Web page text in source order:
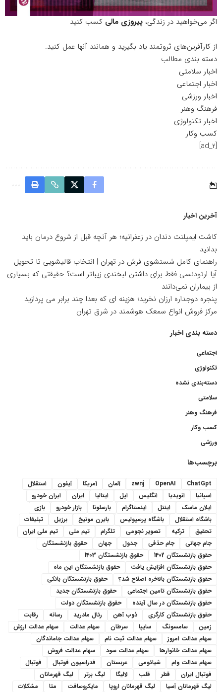
اگر می‌خواهید در زندگی، پیروزی مالی کسب کنید
از کارآفرین‌های ثروتمند یاد بگیرید و همانند آنها عمل کنید.
دسته بندی مطالب
اخبار سلامتی
اخبار اجتماعی
اخبار ورزشی
فرهنگ وهنر
اخبار تکنولوژی
کسب وکار
[ad_2]
آخرین اخبار
کاشت ایمپلنت دندان در زعفرانیه؛ هر آنچه قبل از شروع درمان باید
بدانید
راهنمای کامل شستشوی فرش در تهران | انتخاب قالیشویی تا تحویل
آیا ارتودنسی فقط برای داشتن لبخندی زیباتر است؟ حقیقتی که بسیاری
از بیماران نمی‌دانند
پنجره دوجداره ارزان نخرید؛ هزینه ای که بعدا چند برابر می پردازید
مرکز فروش انواع سمعک هوشمند در شرق تهران
دسته بندی اخبار
اجتماعی
تکنولوژی
دسته‌بندی نشده
سلامتی
فرهنگ وهنر
کسب وکار
ورزشی
برچسب‌ها
ChatGpt
OpenAI
zwnj آلمان آمریکا آیفون
استقلال
اسپانیا
انویدیا انگلیس اپل ایتالیا ایران
ایران خودرو
ایلان ماسک
اینتل اینستاگرام بارسلونا بازار خودرو
بازی
باشگاه استقلال
باشگاه پرسپولیس بایرن مونیخ برزیل
تبلیغات
تحقیق
ترکیه تصویر نجومی تلگرام تیم ملی
تیم ملی ایران
جام جهانی
جام حذفی جدول جهان
حقوق بازنشستگان
حقوق بازنشستگان 1402
حقوق بازنشستگان 1403
حقوق بازنشستگان افزایش یافت
حقوق بازنشستگان این ماه
حقوق بازنشستگان بالاخره اصلاح شد؟
حقوق بازنشستگان بانکی
حقوق بازنشستگان تامین اجتماعی
حقوق بازنشستگان جدید
حقوق بازنشستگان در سال آینده
حقوق بازنشستگان دولت
حقوق بازنشستگان کارگری
ذوب آهن رئال مادرید رسانه
رقابت
زمین
سامسونگ سایپا سرطان سهام عدالت
سهام عدالت ارزش
سهام عدالت امروز
سهام عدالت ثبت نام
سهام عدالت جاماندگان
سهام عدالت خانوارها
سهام عدالت سود
سهام عدالت فروش
سهام عدالت وام
شیائومی عربستان فدراسیون فوتبال
فوتبال
فوتبال ایران
قطر قلب لالیگا لیگ برتر
لیگ قهرمانان
لیگ قهرمانان آسیا
لیگ قهرمانان اروپا مایکروسافت متا
مشکلات